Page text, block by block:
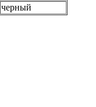
черный